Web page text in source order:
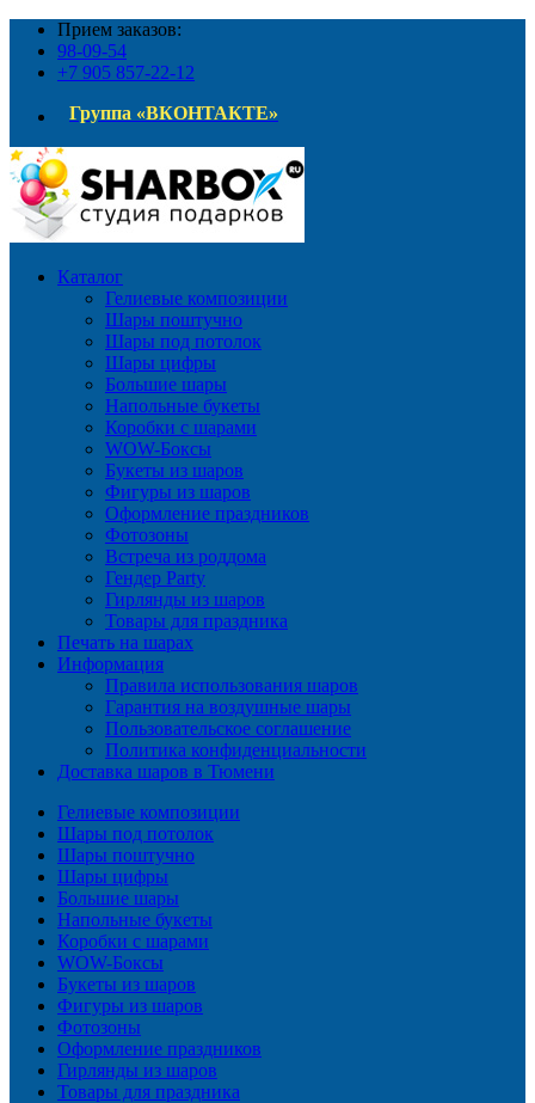
Прием заказов:
98-09-54
+7 905 857-22-12
Группа «ВКОНТАКТЕ»
Каталог
Гелиевые композиции
Шары поштучно
Шары под потолок
Шары цифры
Большие шары
Напольные букеты
Коробки с шарами
WOW-Боксы
Букеты из шаров
Фигуры из шаров
Оформление праздников
Фотозоны
Встреча из роддома
Гендер Party
Гирлянды из шаров
Товары для праздника
Печать на шарах
Информация
Правила использования шаров
Гарантия на воздушные шары
Пользовательское соглашение
Политика конфиденциальности
Доставка шаров в Тюмени
Гелиевые композиции
Шары под потолок
Шары поштучно
Шары цифры
Большие шары
Напольные букеты
Коробки с шарами
WOW-Боксы
Букеты из шаров
Фигуры из шаров
Фотозоны
Оформление праздников
Гирлянды из шаров
Товары для праздника